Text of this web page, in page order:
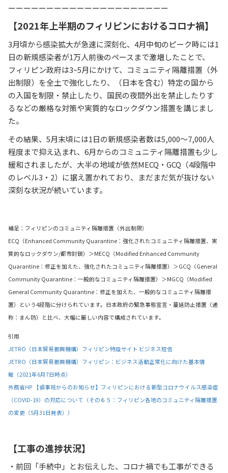
ーーーーーーーーーーーーーーーーーーーーー
【2021年上半期のフィリピンにおけるコロナ禍】
3月頃から感染拡大が急速に深刻化、4月中旬のピーク時には1
日の新規感染者が1万人前後のペースまで激増したことで、
フィリピン政府は3~5月にかけて、コミュニティ隔離措置（外
出制限）を全土で強化したり、（日本を含む）特定の国から
の入国を制限・禁止したり、国民の夜間外出を禁止したりす
るなどの厳格な対策や実質的なロックダウン措置を講じまし
た。
その結果、5月末頃には1日の新規感染者数は5,000～7,000人
程度まで抑え込まれ、6月からのコミュニティ隔離措置も少し
緩和されましたが、大半の地域が依然MECQ・GCQ（4段階中
のレベル3・2）に据え置かれており、まだまだ気が抜けない
深刻な状況が続いています。
補足：フィリピンのコミュニティ隔離措置（外出制限）
ECQ（Enhanced Community Quarantine：強化されたコミュニティ隔離措置、実
質的なロックダウン/都市封鎖）＞MECQ（Modified Enhanced Community
Quarantine：修正を加えた、強化されたコミュニティ隔離措置）＞GCQ（General
Community Quarantine：一般的なコミュニティ隔離措置）＞MGCQ（Modified
General Community Quarantine：修正を加えた、一般的なコミュニティ隔離措
置）という4段階に分けられています。日本政府の緊急事態宣言・蔓延防止措置（通
称：まん防）と比べ、大幅に厳しい内容で構成されています。
引用
JETRO（日本貿易振興機構）フィリピン特設サイト ビジネス短信
JETRO（日本貿易振興機構）フィリピン：ビジネス活動正常化に向けた基本情
報 （2021年6月7日時点）
外務省HP 【領事班からのお知らせ】フィリピンにおける新型コロナウイルス感染症
（COVID-19）の対応について（その６５：フィリピン各地のコミュニティ隔離措置
の変更（5月31日発表））
【工事の進捗状況】
・前回「手続中」とお伝えした、コロナ禍でも工事ができる